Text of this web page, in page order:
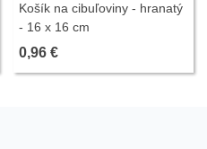
Košík na cibuľoviny - hranatý
- 16 x 16 cm
0,96 €